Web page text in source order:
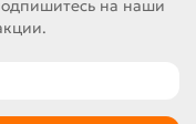
на наши